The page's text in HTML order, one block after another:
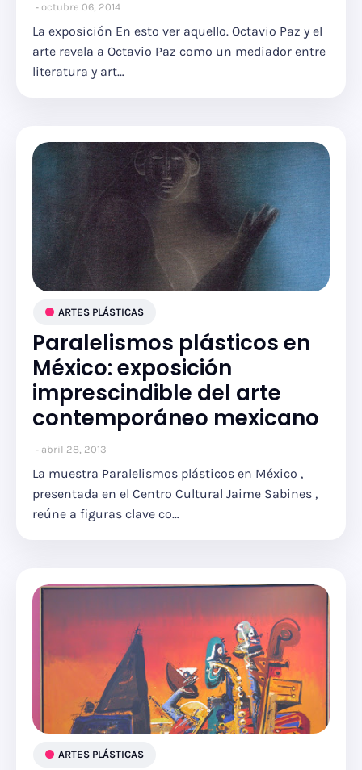
octubre 06, 2014
La exposición En esto ver aquello. Octavio Paz y el
arte revela a Octavio Paz como un mediador entre
literatura y art…
ARTES PLÁSTICAS
Paralelismos plásticos en
México: exposición
imprescindible del arte
contemporáneo mexicano
abril 28, 2013
La muestra Paralelismos plásticos en México ,
presentada en el Centro Cultural Jaime Sabines ,
reúne a figuras clave co…
ARTES PLÁSTICAS